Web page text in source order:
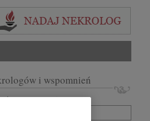
i wspomnień
numer ogłoszenia: